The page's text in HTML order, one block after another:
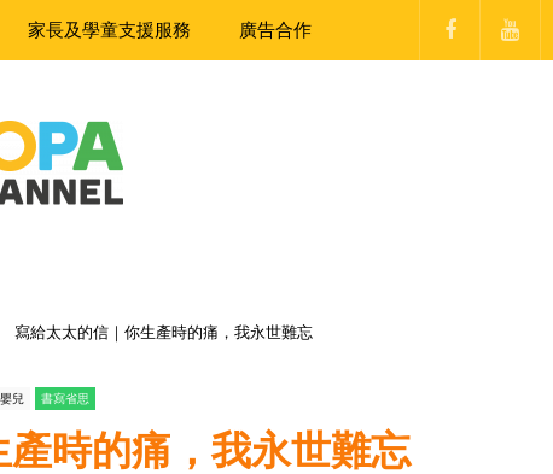
家長及學童支援服務 廣告合作
寫給太太的信｜你生產時的痛，我永世難忘
兒 書寫省思
時的痛，我永世難忘